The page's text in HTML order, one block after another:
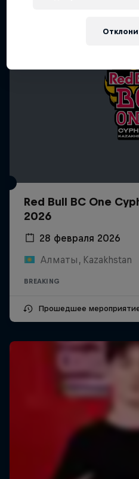
Red Bull BC One
2026
28 февраля 2026
Алматы, Kazakhstan
BREAKING
Прошедшее